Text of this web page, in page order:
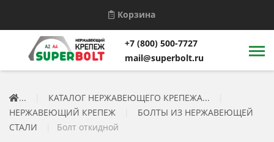
Корзина
+7 (800) 500-7727
mail@superbolt.ru
... КАТАЛОГ НЕРЖАВЕЮЩЕГО КРЕПЕЖА...
НЕРЖАВЕЮЩИЙ КРЕПЕЖ
БОЛТЫ ИЗ НЕРЖАВЕЮЩЕЙ
СТАЛИ
Болт откидной